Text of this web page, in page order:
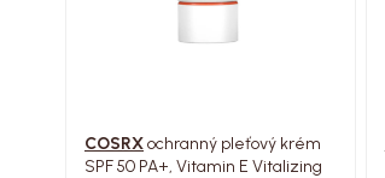
COSRXochranný pleťový krém
SPF 50 PA+, Vitamin E Vitalizing